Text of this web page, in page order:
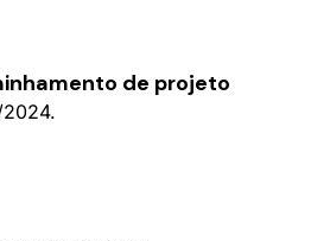
de projeto